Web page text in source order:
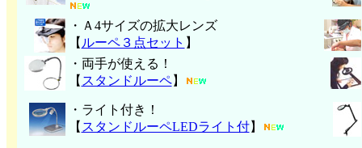
・Ａ4サイズの拡大レンズ
【 ルーペ３点セット 】
・両手が使える！
【 スタンドルーペ】
・ライト付き！
【 スタンドルーペLEDライト付】